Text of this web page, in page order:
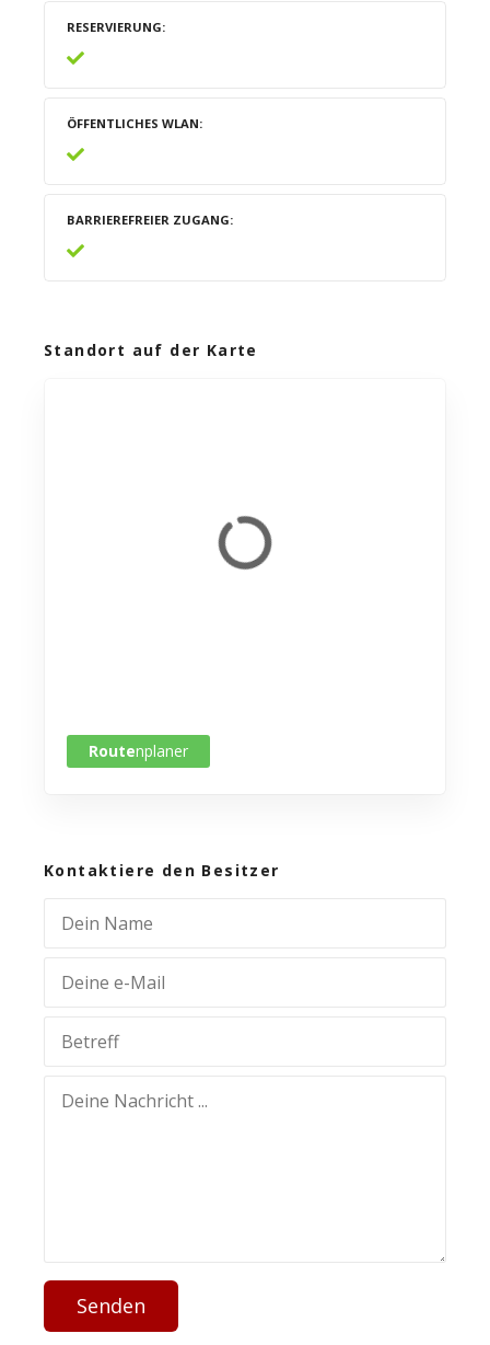
RESERVIERUNG
ÖFFENTLICHES WLAN
BARRIEREFREIER ZUGANG
Standort auf der Karte
Routenplaner
Kontaktiere den Besitzer
Senden